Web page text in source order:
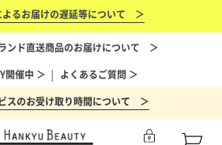
よるお届けの遅延等について ＞
ンド直送商品のお届けについて ＞
開催中 ＞ │ よくあるご質問 ＞
スのお受け取り時間について ＞